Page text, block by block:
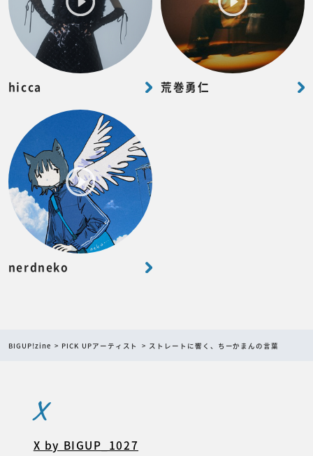
hicca 荒巻勇仁
nerdneko
BIGUP!zine PICK UPアーティスト ストレートに響く、ちーかまんの言葉
X
X by BIGUP_1027